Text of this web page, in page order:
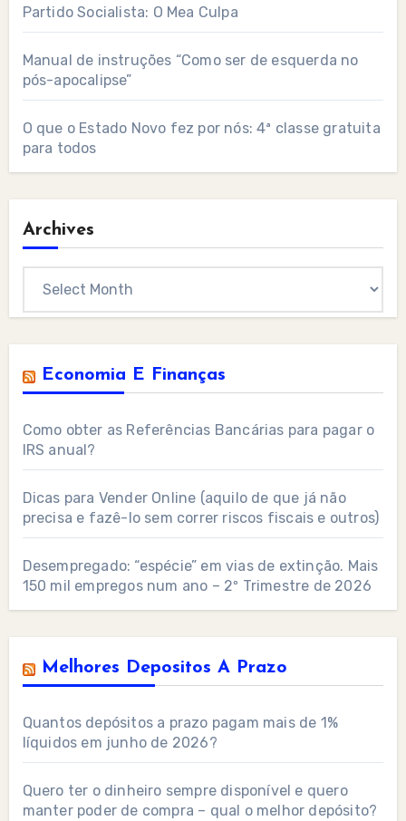
Partido Socialista: O Mea Culpa
Manual de instruções “Como ser de esquerda no
pós-apocalipse”
O que o Estado Novo fez por nós: 4ª classe gratuita
para todos
Archives
Economia E Finanças
Como obter as Referências Bancárias para pagar o
IRS anual?
Dicas para Vender Online (aquilo de que já não
precisa e fazê-lo sem correr riscos fiscais e outros)
Desempregado: “espécie” em vias de extinção. Mais
150 mil empregos num ano – 2º Trimestre de 2026
Melhores Depositos A Prazo
Quantos depósitos a prazo pagam mais de 1%
líquidos em junho de 2026?
Quero ter o dinheiro sempre disponível e quero
manter poder de compra – qual o melhor depósito?